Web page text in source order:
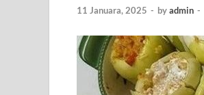
11 Januara, 2025 - byadmin -